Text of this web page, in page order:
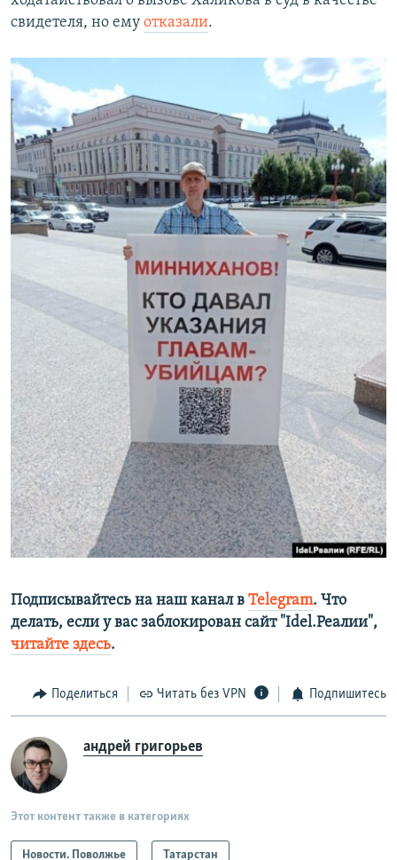
свидетеля, но ему отказали.
Подписывайтесь на наш канал в Telegram. Что
делать, если у вас заблокирован сайт "Idel.Реалии",
читайте здесь.
Поделиться Читать без VPN Подпишитесь
андрей григорьев
Этот контент также в категориях
Новости. Поволжье Татарстан